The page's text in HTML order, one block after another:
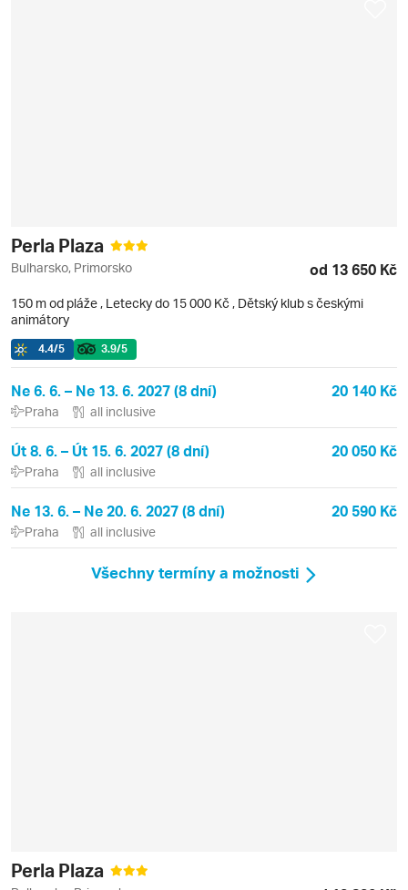
Perla Plaza
Bulharsko, Primorsko od 13 650 Kč
150 m od pláže , Letecky do 15 000 Kč , Dětský klub s českými
animátory
4.4/5 3.9/5
Ne 6. 6. – Ne 13. 6. 2027 (8 dní) 20 140 Kč
Praha all inclusive
Út 8. 6. – Út 15. 6. 2027 (8 dní) 20 050 Kč
Praha all inclusive
Ne 13. 6. – Ne 20. 6. 2027 (8 dní) 20 590 Kč
Praha all inclusive
Všechny termíny a možnosti
Perla Plaza